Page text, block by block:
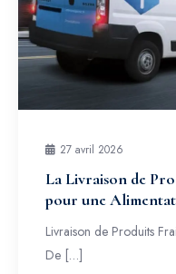
27 avril 2026
La Livraison de
pour une
Livraison de Produits
De […]